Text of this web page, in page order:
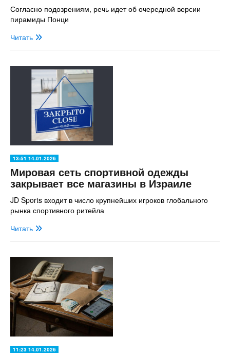
Согласно подозрениям, речь идет об очередной версии
пирамиды Понци
Читать
13:51 14.01.2026
Мировая сеть спортивной одежды
закрывает все магазины в Израиле
JD Sports входит в число крупнейших игроков глобального
рынка спортивного ритейла
Читать
11:23 14.01.2026